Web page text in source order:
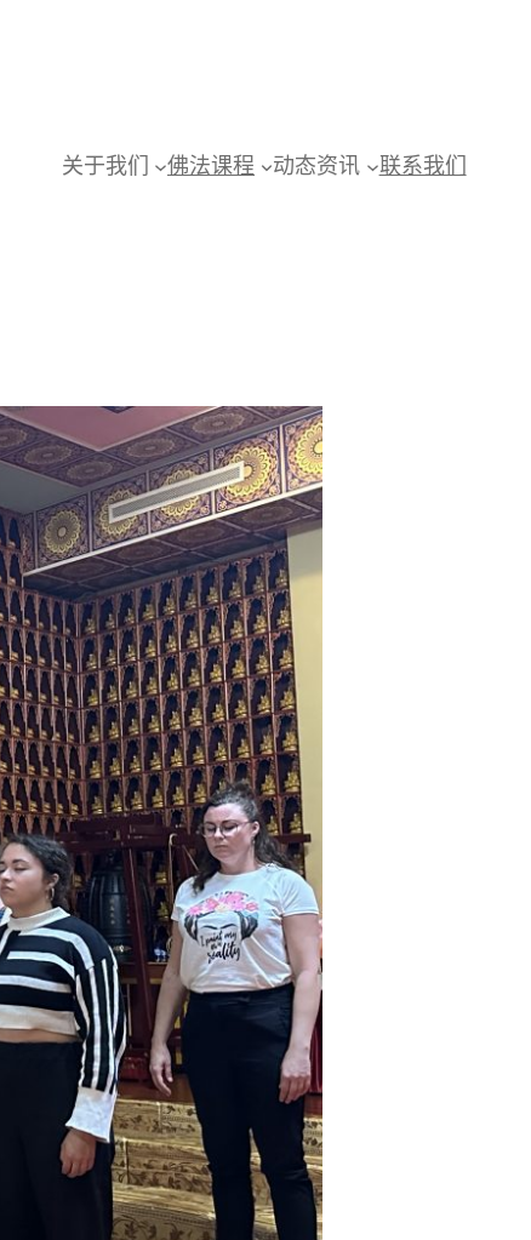
关于我们
佛法课程 动态资讯 联系我们